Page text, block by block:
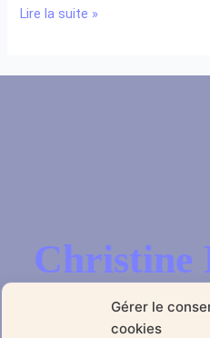
Gérer le
cookies
Lire la suite »
Christine